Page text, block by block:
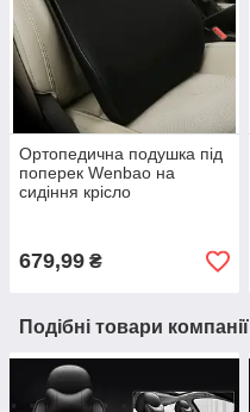
Ортопедична подушка під
поперек Wenbao на
сидіння крісло
679,99 ₴
Подібні товари компанії